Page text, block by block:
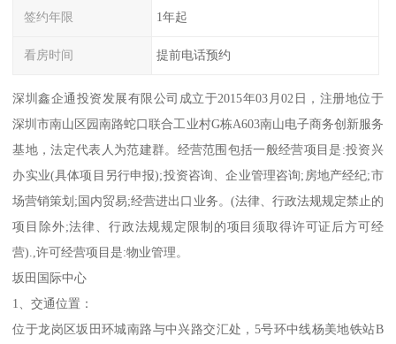
签约年限 1年起
看房时间 提前电话预约
深圳鑫企通投资发展有限公司成立于2015年03月02日，注册地位于
深圳市南山区园南路蛇口联合工业村G栋A603南山电子商务创新服务
基地，法定代表人为范建群。经营范围包括一般经营项目是:投资兴
办实业(具体项目另行申报);投资咨询、企业管理咨询;房地产经纪;市
场营销策划;国内贸易;经营进出口业务。(法律、行政法规规定禁止的
项目除外;法律、行政法规规定限制的项目须取得许可证后方可经
营).,许可经营项目是:物业管理。
坂田国际中心
1、交通位置：
位于龙岗区坂田环城南路与中兴路交汇处，5号环中线杨美地铁站B